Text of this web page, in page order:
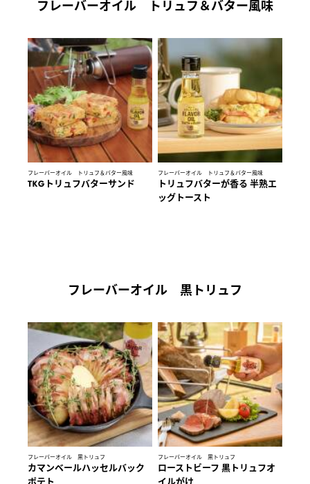
フレーバーオイル トリュフ＆バター風味
フレーバーオイル トリュフ＆バター風味
TKGトリュフバターサンド
フレーバーオイル トリュフ＆バター風味
トリュフバターが香る 半熟エ
ッグトースト
フレーバーオイル 黒トリュフ
フレーバーオイル 黒トリュフ
カマンベールハッセルバック
フレーバーオイル 黒トリュフ
ローストビーフ 黒トリュフオ